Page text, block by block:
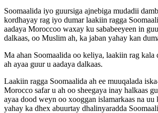
Soomaalida iyo guursiga ajnebiga mudadii
kordhayay rag iyo dumar laakiin ragga
aadaya Moroccoo waxay ku sababeeyeen in
dalkaas, oo Muslim ah, ka jaban yahay kan
Ma ahan Soomaalida oo keliya, laakiin rag kala
ah ayaa guur u aadaya dalkaas.
Laakiin ragga Soomaalida ah ee muuqalada
Morocco safar u ah oo sheegaya inay halkaas
ayaa dood weyn oo xooggan islamarkaas na uu
yahay ka dhex abuurtay dhalinyaradda